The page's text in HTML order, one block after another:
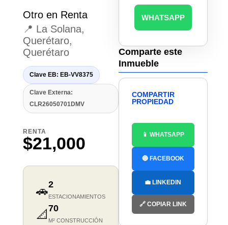
Otro en Renta
📍 La Solana,
Querétaro,
Querétaro
Clave EB: EB-VV8375
Clave Externa:
CLR26050701DMV
RENTA
$21,000
🚗2
ESTACIONAMIENTOS
📐 70
M² CONSTRUCCIÓN
WHATSAPP
Comparte este
Inmueble
COMPARTIR
PROPIEDAD
📱 WHATSAPP
🔵 FACEBOOK
💼 LINKEDIN
🔗 COPIAR LINK